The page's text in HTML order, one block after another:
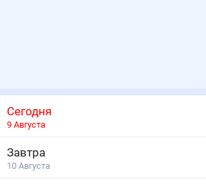
Сегодня
9 Августа
Завтра
10 Августа